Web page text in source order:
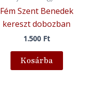
Fém Szent Benedek
kereszt dobozban
1.500 Ft
Kosárba